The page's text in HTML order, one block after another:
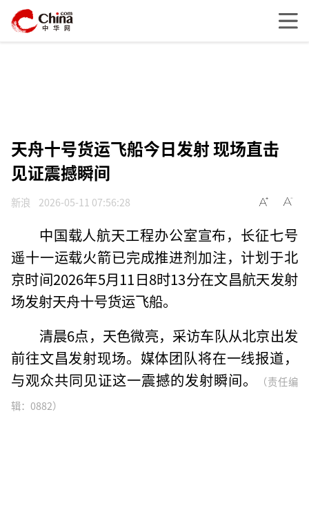
天舟十号货运飞船今日发射 现场直击
见证震撼瞬间
新浪 2026-05-11 07:56:28
中国载人航天工程办公室宣布，长征七号
遥十一运载火箭已完成推进剂加注，计划于北
京时间2026年5月11日8时13分在文昌航天发射
场发射天舟十号货运飞船。
清晨6点，天色微亮，采访车队从北京出发
前往文昌发射现场。媒体团队将在一线报道，
与观众共同见证这一震撼的发射瞬间。
（责任编
辑：0882）